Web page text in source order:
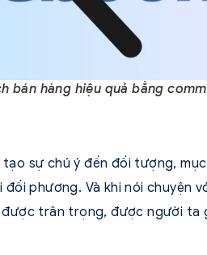
bán hàng hiệu quả bằng
sự chú ý đến đối tượng,
phương. Và khi nói chuyện
trân trọng, được người ta